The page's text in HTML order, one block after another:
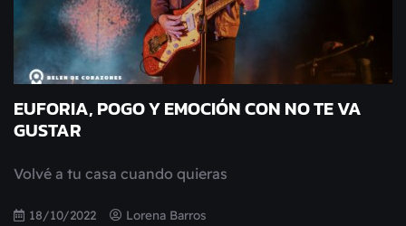
EUFORIA, POGO Y EMOCIÓN CON NO TE VA
GUSTAR
Volvé a tu casa cuando quieras
18/10/2022 Lorena Barros